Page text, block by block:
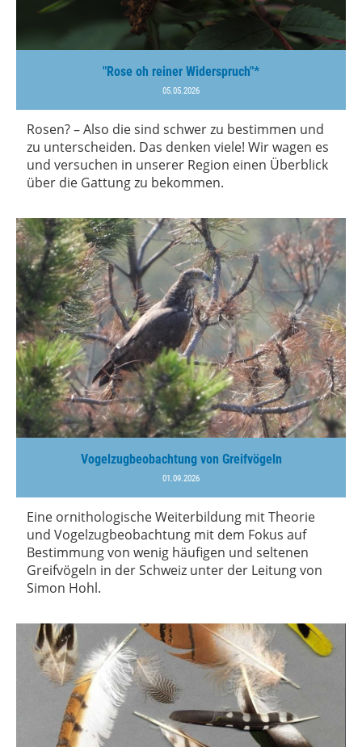
"Rose oh reiner Widerspruch"*
05.05.2026
Rosen? – Also die sind schwer zu bestimmen und
zu unterscheiden. Das denken viele! Wir wagen es
und versuchen in unserer Region einen Überblick
über die Gattung zu bekommen.
Vogelzugbeobachtung von Greifvögeln
01.09.2026
Eine ornithologische Weiterbildung mit Theorie
und Vogelzugbeobachtung mit dem Fokus auf
Bestimmung von wenig häufigen und seltenen
Greifvögeln in der Schweiz unter der Leitung von
Simon Hohl.